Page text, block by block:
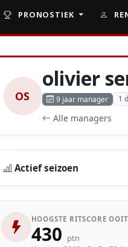
PRONOSTIEK
OS
olivier
9 jaar manager 1
Alle managers
Actief seizoen
HOOGSTE RITSCORE OOIT
430 ptn